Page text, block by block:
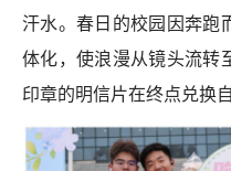
汗水。春日的校园因奔跑
体化，使浪漫从镜头流转
印章的明信片在终点兑换